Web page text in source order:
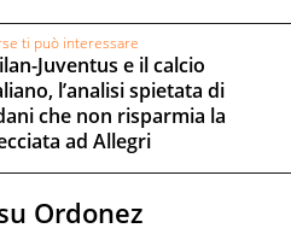
ti può interessare
Juventus e il calcio
l’analisi spietata di
che non risparmia la
ad Allegri
Ordonez